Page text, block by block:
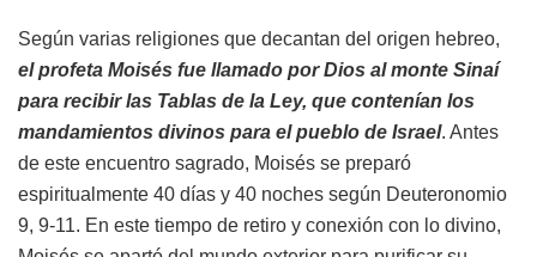
Según varias religiones que decantan del origen hebreo,
el profeta Moisés fue llamado por Dios al monte Sinaí
para recibir las Tablas de la Ley, que contenían los
mandamientos divinos para el pueblo de Israel. Antes
de este encuentro sagrado, Moisés se preparó
espiritualmente 40 días y 40 noches según Deuteronomio
9, 9-11. En este tiempo de retiro y conexión con lo divino,